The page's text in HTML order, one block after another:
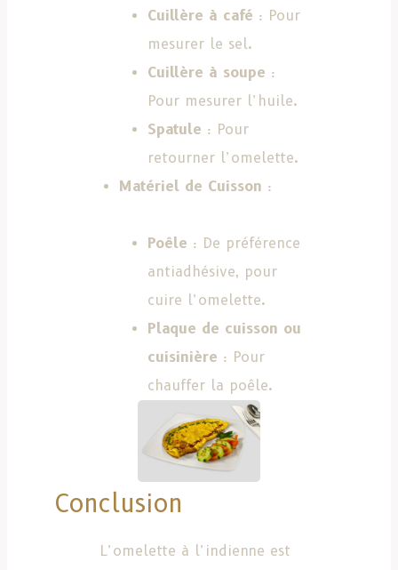
Cuillère à café : Pour
mesurer le sel.
Cuillère à soupe :
Pour mesurer l’huile.
Spatule : Pour
retourner l’omelette.
Matériel de Cuisson :
Poêle : De préférence
antiadhésive, pour
cuire l’omelette.
Plaque de cuisson ou
cuisinière : Pour
chauffer la poêle.
Conclusion
L’omelette à l’indienne est